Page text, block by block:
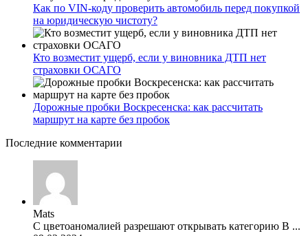
Как по VIN-коду проверить автомобиль перед покупкой
на юридическую чистоту?
Кто возместит ущерб, если у виновника ДТП нет
страховки ОСАГО
Дорожные пробки Воскресенска: как рассчитать
маршрут на карте без пробок
Последние комментарии
Mats
С цветоаномалией разрешают открывать категорию В ...